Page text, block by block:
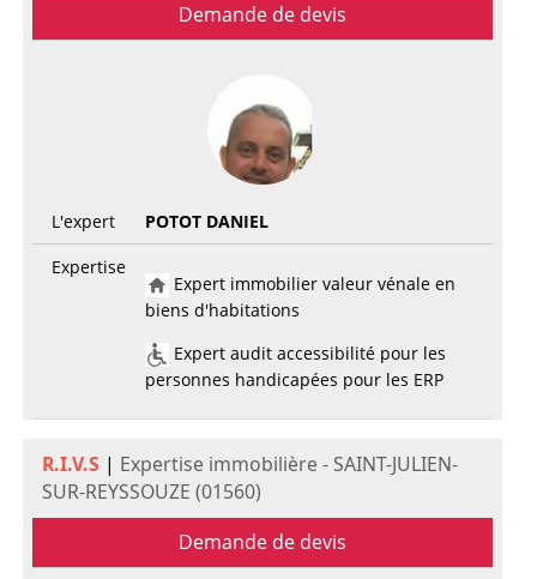
Demande de devis
L'expert
POTOT DANIEL
Expertise
Expert immobilier valeur vénale en
biens d'habitations
Expert audit accessibilité pour les
personnes handicapées pour les ERP
R.I.V.S | Expertise immobilière - SAINT-JULIEN-
SUR-REYSSOUZE (01560)
Demande de devis